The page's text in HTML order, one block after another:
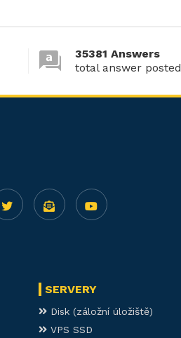
35381 Answers
total answer posted
SERVERY
Disk (záložní úložiště)
VPS SSD